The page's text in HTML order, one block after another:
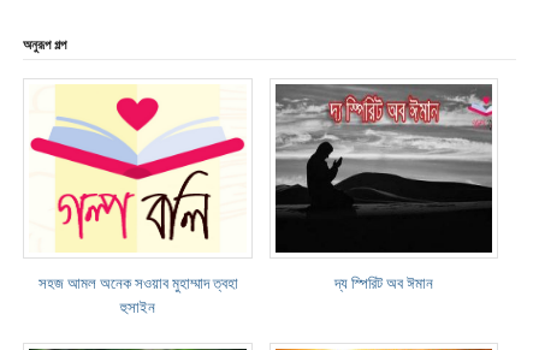
অনুরূপ গল্প
সহজ আমল অনেক সওয়াব মুহাম্মাদ ত্বহা
হুসাইন
দ্য স্পিরিট অব ঈমান